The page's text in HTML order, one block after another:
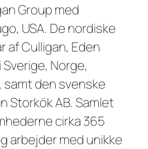
Group med
USA. De nordiske
af Culligan, Eden
Sverige, Norge,
samt den svenske
Storkök AB. Samlet
cirka 365
arbejder med unikke